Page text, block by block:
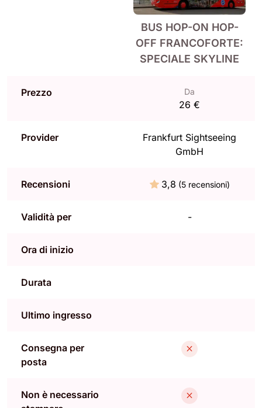
BUS HOP-ON HOP-
OFF FRANCOFORTE:
SPECIALE SKYLINE
Prezzo Da
26 €
Provider
Frankfurt Sightseeing
GmbH
Recensioni 3,8 (5 recensioni)
Validità per -
Ora di inizio
Durata
Ultimo ingresso
Consegna per
posta
Non è necessario